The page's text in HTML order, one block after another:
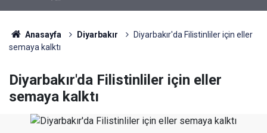
Anasayfa Diyarbakır
Diyarbakır'da Filistinliler için eller
semaya kalktı
Diyarbakır'da Filistinliler için eller
semaya kalktı